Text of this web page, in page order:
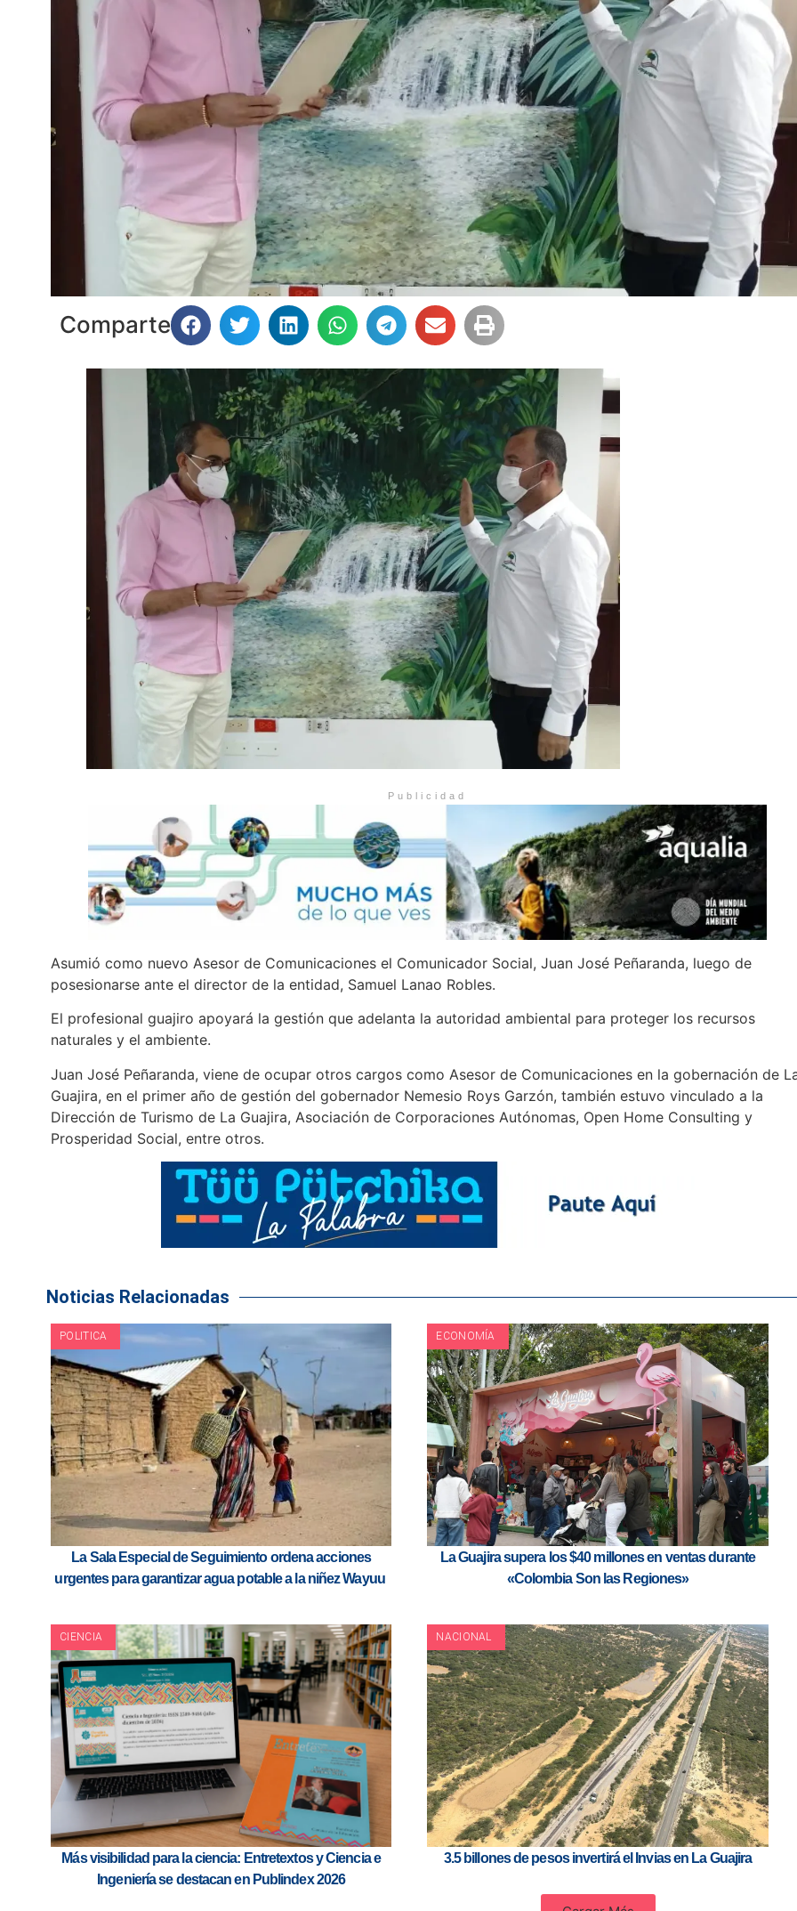
Comparte
Publicidad
Asumió como nuevo Asesor de Comunicaciones el Comunicador Social, Juan José Peñaranda, luego de
posesionarse ante el director de la entidad, Samuel Lanao Robles.
El profesional guajiro apoyará la gestión que adelanta la autoridad ambiental para proteger los recursos
naturales y el ambiente.
Juan José Peñaranda, viene de ocupar otros cargos como Asesor de Comunicaciones en la gobernación de
Guajira, en el primer año de gestión del gobernador Nemesio Roys Garzón, también estuvo vinculado a la
Dirección de Turismo de La Guajira, Asociación de Corporaciones Autónomas, Open Home Consulting y
Prosperidad Social, entre otros.
Noticias Relacionadas
POLITICA
La Sala Especial de Seguimiento ordena acciones
urgentes para garantizar agua potable a la niñez Wayuu
ECONOMÍA
La Guajira supera los $40 millones en ventas durante
«Colombia Son las Regiones»
CIENCIA
Más visibilidad para la ciencia: Entretextos y Ciencia e
Ingeniería se destacan en Publindex 2026
NACIONAL
3.5 billones de pesos invertirá el Invias en La Guajira